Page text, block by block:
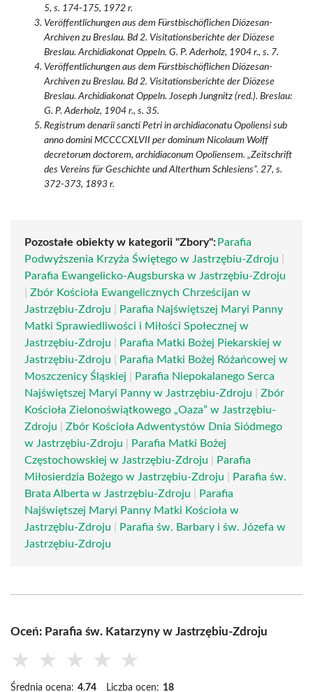
5, s. 174-175, 1972 r.
Veröffentlichungen aus dem Fürstbischöflichen Diözesan-
Archiven zu Breslau. Bd 2. Visitationsberichte der Diözese
Breslau. Archidiakonat Oppeln. G. P. Aderholz, 1904 r., s. 7.
Veröffentlichungen aus dem Fürstbischöflichen Diözesan-
Archiven zu Breslau. Bd 2. Visitationsberichte der Diözese
Breslau. Archidiakonat Oppeln. Joseph Jungnitz (red.). Breslau:
G. P. Aderholz, 1904 r., s. 35.
Registrum denarii sancti Petri in archidiaconatu Opoliensi sub
anno domini MCCCCXLVII per dominum Nicolaum Wolff
decretorum doctorem, archidiaconum Opoliensem. „Zeitschrift
des Vereins für Geschichte und Alterthum Schlesiens”. 27, s.
372-373, 1893 r.
Pozostałe obiekty w kategorii "Zbory": Parafia
Podwyższenia Krzyża Świętego w Jastrzębiu-Zdroju
Parafia Ewangelicko-Augsburska w Jastrzębiu-Zdroju
Zbór Kościoła Ewangelicznych Chrześcijan w
Jastrzębiu-Zdroju
Parafia Najświętszej Maryi Panny
Matki Sprawiedliwości i Miłości Społecznej w
Jastrzębiu-Zdroju
Parafia Matki Bożej Piekarskiej w
Jastrzębiu-Zdroju
Parafia Matki Bożej Różańcowej w
Moszczenicy Śląskiej
Parafia Niepokalanego Serca
Najświętszej Maryi Panny w Jastrzębiu-Zdroju
Zbór
Kościoła Zielonoświątkowego „Oaza” w Jastrzębiu-
Zdroju
Zbór Kościoła Adwentystów Dnia Siódmego
w Jastrzębiu-Zdroju
Parafia Matki Bożej
Częstochowskiej w Jastrzębiu-Zdroju
Parafia
Miłosierdzia Bożego w Jastrzębiu-Zdroju
Parafia św.
Brata Alberta w Jastrzębiu-Zdroju
Parafia
Najświętszej Maryi Panny Matki Kościoła w
Jastrzębiu-Zdroju
Parafia św. Barbary i św. Józefa w
Jastrzębiu-Zdroju
Oceń: Parafia św. Katarzyny w Jastrzębiu-Zdroju
★ ★ ★ ★ ★
Średnia ocena: 4.74 Liczba ocen: 18